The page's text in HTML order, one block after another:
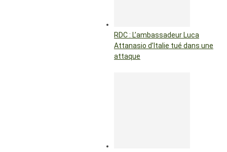
RDC : L’ambassadeur Luca
Attanasio d’Italie tué dans une
attaque